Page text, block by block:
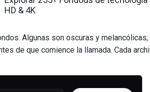
HD & 4K
Algunas son oscuras y
de que comience la llamada. Cada